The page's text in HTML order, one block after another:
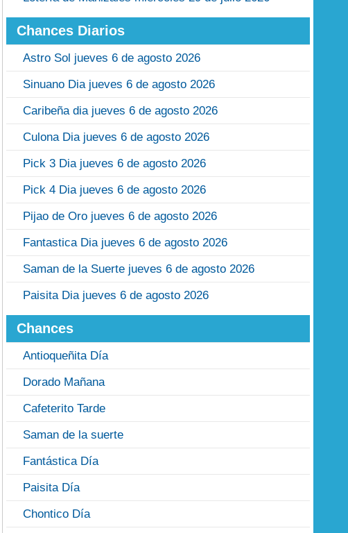
Chances Diarios
Astro Sol jueves 6 de agosto 2026
Sinuano Dia jueves 6 de agosto 2026
Caribeña dia jueves 6 de agosto 2026
Culona Dia jueves 6 de agosto 2026
Pick 3 Dia jueves 6 de agosto 2026
Pick 4 Dia jueves 6 de agosto 2026
Pijao de Oro jueves 6 de agosto 2026
Fantastica Dia jueves 6 de agosto 2026
Saman de la Suerte jueves 6 de agosto 2026
Paisita Dia jueves 6 de agosto 2026
Chances
Antioqueñita Día
Dorado Mañana
Cafeterito Tarde
Saman de la suerte
Fantástica Día
Paisita Día
Chontico Día